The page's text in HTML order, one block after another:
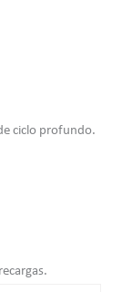
ciclo profundo.